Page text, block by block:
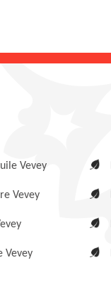
Vevey
Vevey
Vevey